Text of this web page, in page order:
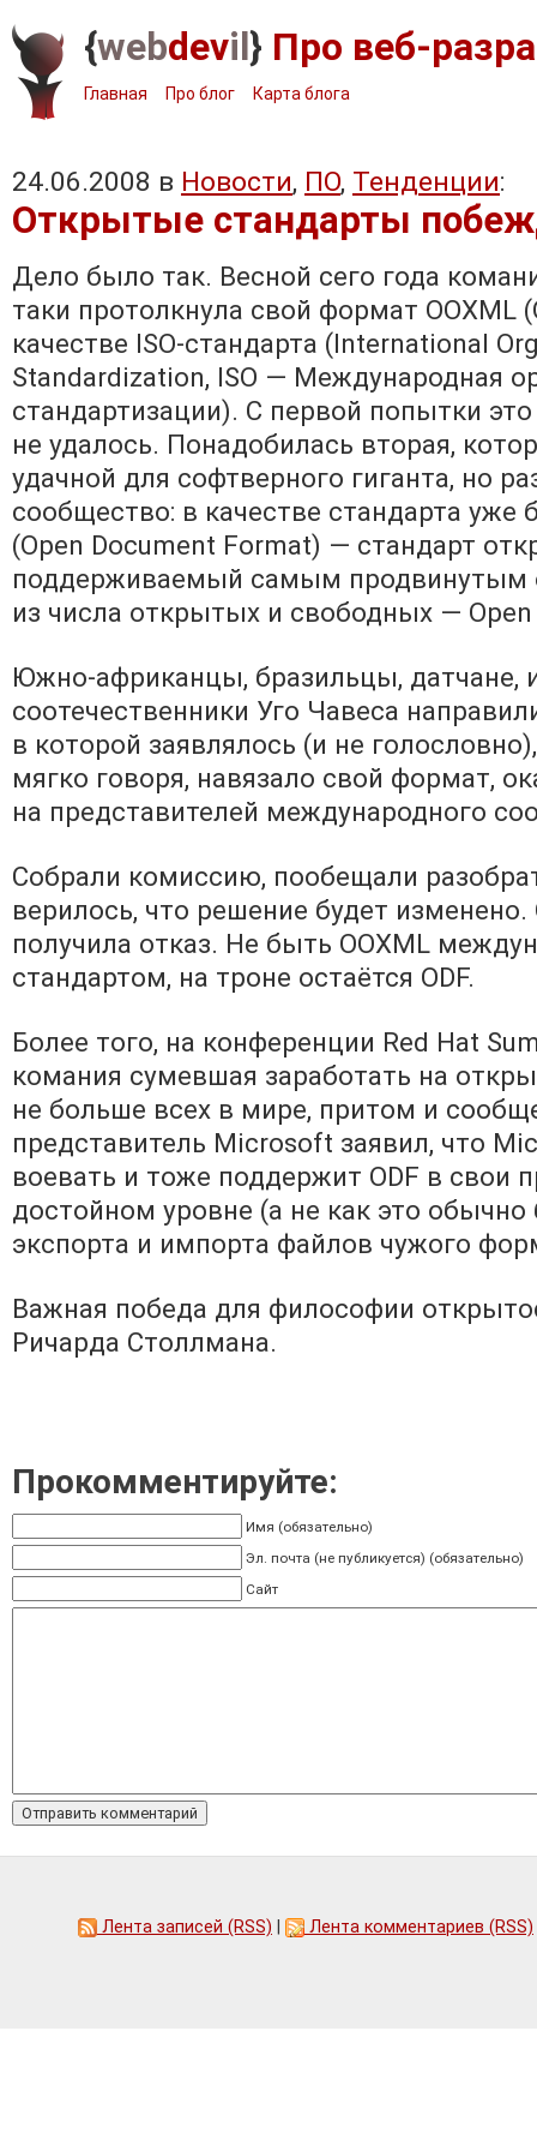
{webdevil} Про веб-
Главная Про блог Карта блога
24.06.2008 в Новости, ПО, Тенденции:
Открытые стандарты
Дело было так. Весной сего года
таки протолкнула свой формат OOXML
качестве ISO-стандарта (International
Standardization, ISO — Международная
стандартизации). С первой попытки это
не удалось. Понадобилась вторая,
удачной для софтверного гиганта, но
сообщество: в качестве стандарта уже
(Open Document Format) — стандарт
поддерживаемый самым продвинутым
из числа открытых и свободных — Open
Южно-африканцы, бразильцы, датчане,
соотечественники Уго Чавеса
в которой заявлялось (и не
мягко говоря, навязало свой формат,
на представителей международного
Собрали комиссию, пообещали
верилось, что решение будет
получила отказ. Не быть OOXML
стандартом, на троне остаётся ODF.
Более того, на конференции Red Hat
комания сумевшая заработать на
не больше всех в мире, притом и
представитель Microsoft заявил, что
воевать и тоже поддержит ODF в свои
достойном уровне (а не как это
экспорта и импорта файлов чужого
Важная победа для философии
Ричарда Столлмана.
Прокомментируйте:
Имя (обязательно)
Эл. почта (не публикуется) (обязательно)
Сайт
Лента записей (RSS) Лента комментариев (RSS)